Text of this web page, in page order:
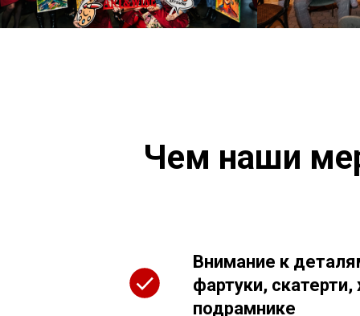
Чем наши
Внимание к
фартуки,
подрамнике